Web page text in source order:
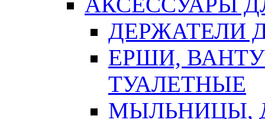
ДЕРЖАТЕЛИ
ЕРШИ,
ТУАЛЕТНЫЕ
МЫЛЬНИЦЫ,